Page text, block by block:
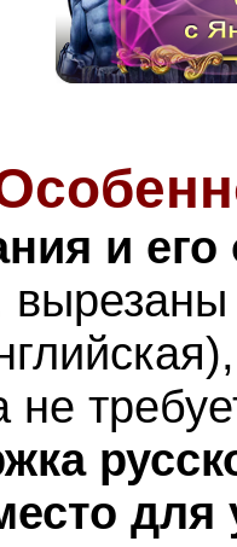
и его
вырезаны
не